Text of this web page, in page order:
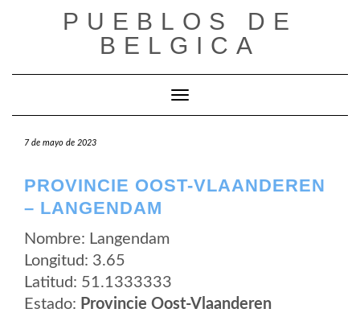
PUEBLOS DE
BELGICA
Cambiar modo de navegación
7 de mayo de 2023
PROVINCIE OOST-VLAANDEREN
– LANGENDAM
Nombre: Langendam
Longitud: 3.65
Latitud: 51.1333333
Estado: Provincie Oost-Vlaanderen